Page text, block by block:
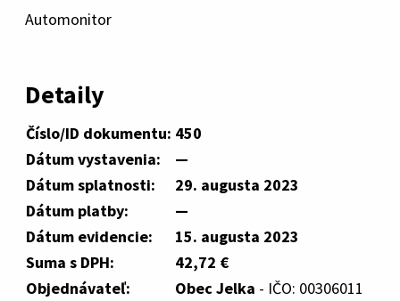
Automonitor
Detaily
Číslo/ID dokumentu: 450
Dátum vystavenia:
—
Dátum splatnosti:
29. augusta 2023
Dátum platby:
—
Dátum evidencie:
15. augusta 2023
Suma s DPH:
42,72 €
Objednávateľ:
Obec Jelka - IČO: 00306011